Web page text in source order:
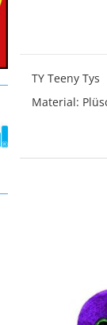
TY Teeny Tys
Material: